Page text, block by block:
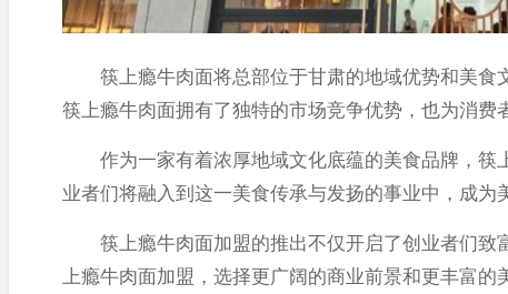
筷上瘾牛肉面将总部位于甘肃的地域优势和美食
筷上瘾牛肉面拥有了独特的市场竞争优势，也为消费
作为一家有着浓厚地域文化底蕴的美食品牌，筷
业者们将融入到这一美食传承与发扬的事业中，成为
筷上瘾牛肉面加盟的推出不仅开启了创业者们致
上瘾牛肉面加盟，选择更广阔的商业前景和更丰富